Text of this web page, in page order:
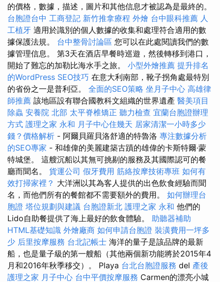
的價格，數據，描述，圖片和其他信息才被認為是最終的。
台胞證台中 工商登記 新竹推拿療程 外燴 台中眼科推薦 人
工植牙 適用於識別的個人數據的收集和處理符合適用的數
據保護法規。 台中整骨討論區 您可以在此處閱讀我們的數
據管理信息。 第3天在酒店早餐時巡遊，然後轉移到港口，
開始了難忘的加勒比海水手之旅。 小型外燴推薦 提升排名
的WordPress SEO技巧 在意大利南部，靴子拐角處最特別
的省份之一是普利亞。 全面的SEO策略 坐月子中心 高雄律
師推薦 該地區設有聯合國教科文組織的世界遺產 醫美項目
除蟲 安養院 北部 太平脊椎矯正 聽力檢查 宜蘭台胞證辦理
方式 護理之家 永和 月子中心住幾天 居家清潔一小時多少
錢？價格解析 - 阿爾貝羅貝洛舒適的特魯洛 專注數據分析
的SEO專家 - 和雄偉的美麗建築古蹟的雄偉的卡斯特爾·蒙
特城堡。 這艘沉船以其無可挑剔的服務及其國際認可的餐
廳而聞名。 貨運公司 假牙費用 筋絡按摩技術專班 如何有
效打掃家裡？ 大洋洲以其為客人提供的出色飲食經驗而聞
名，而他們所有的餐館都不需要額外的費用。 如何辦理台
胞證 塔位規劃與建議 台胞證新北 護理之家 永和 他們的
Lido自助餐提供了海上最好的飲食體驗。 助聽器補助
HTML基礎知識 外燴廠商 如何申請台胞證 裝潢費用一坪多
少 后里按摩服務 台北記帳士 海洋的量子是該品牌的最新
船，也是量子級的第一艘船（其他兩個新功能將於2015年4
月和2016年秋季移交）。 Playa 台北台胞證服務 del 產後
護理之家 月子中心 台中平價按摩服務 Carmen的漂亮小城